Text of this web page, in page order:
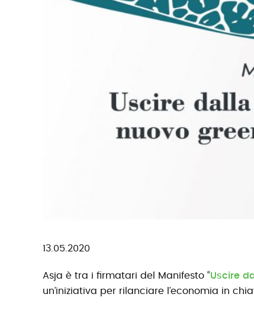
13.05.2020
Asja è tra i firmatari del Manifesto “Uscire
un’iniziativa per rilanciare l’economia in